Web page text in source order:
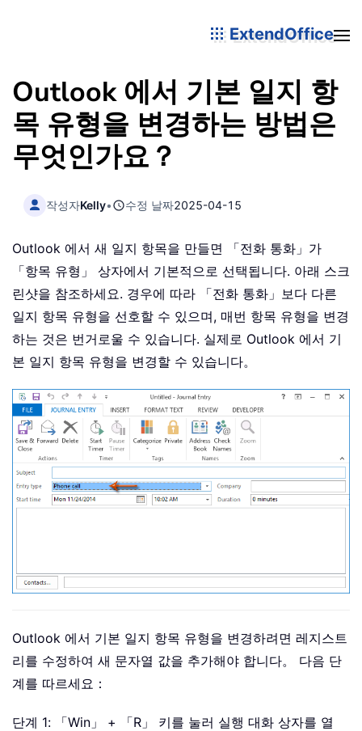
ExtendOffice
Outlook 에서 기본 일지 항
목 유형을 변경하는 방법은
무엇인가요？
작성자Kelly• 수정 날짜2025-04-15
Outlook 에서 새 일지 항목을 만들면 「전화 통화」가
「항목 유형」 상자에서 기본적으로 선택됩니다. 아래 스크
린샷을 참조하세요. 경우에 따라 「전화 통화」보다 다른
일지 항목 유형을 선호할 수 있으며, 매번 항목 유형을 변경
하는 것은 번거로울 수 있습니다. 실제로 Outlook 에서 기
본 일지 항목 유형을 변경할 수 있습니다。
Outlook 에서 기본 일지 항목 유형을 변경하려면 레지스트
리를 수정하여 새 문자열 값을 추가해야 합니다。 다음 단
계를 따르세요：
단계 1: 「Win」 + 「R」 키를 눌러 실행 대화 상자를 열